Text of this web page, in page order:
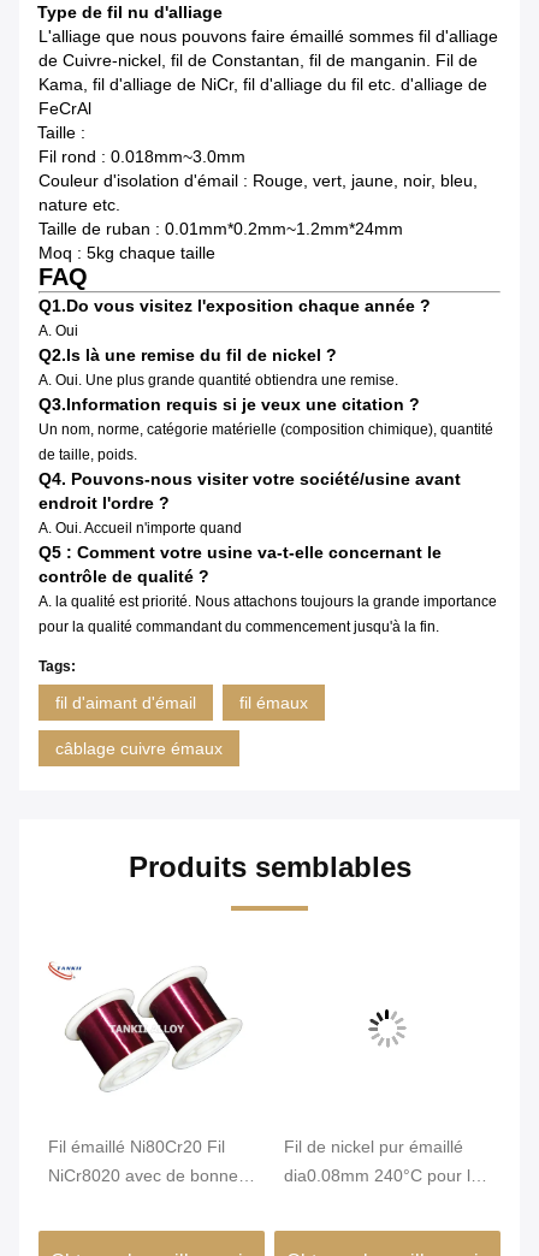
Type de fil nu d'alliage
L'alliage que nous pouvons faire émaillé sommes fil d'alliage
de Cuivre-nickel, fil de Constantan, fil de manganin. Fil de
Kama, fil d'alliage de NiCr, fil d'alliage du fil etc. d'alliage de
FeCrAl
Taille :
Fil rond : 0.018mm~3.0mm
Couleur d'isolation d'émail : Rouge, vert, jaune, noir, bleu,
nature etc.
Taille de ruban : 0.01mm*0.2mm~1.2mm*24mm
Moq : 5kg chaque taille
FAQ
Q1.Do vous visitez l'exposition chaque année ?
A. Oui
Q2.Is là une remise du fil de nickel ?
A. Oui. Une plus grande quantité obtiendra une remise.
Q3.Information requis si je veux une citation ?
Un nom, norme, catégorie matérielle (composition chimique), quantité
de taille, poids.
Q4. Pouvons-nous visiter votre société/usine avant
endroit l'ordre ?
A. Oui. Accueil n'importe quand
Q5 : Comment votre usine va-t-elle concernant le
contrôle de qualité ?
A. la qualité est priorité. Nous attachons toujours la grande importance
pour la qualité commandant du commencement jusqu'à la fin.
Tags:
fil d'aimant d'émail fil émaux
câblage cuivre émaux
Produits semblables
Fil émaillé Ni80Cr20 Fil
NiCr8020 avec de bonnes
Fil de nickel pur émaillé
dia0.08mm 240°C pour le
de micro-capteurs